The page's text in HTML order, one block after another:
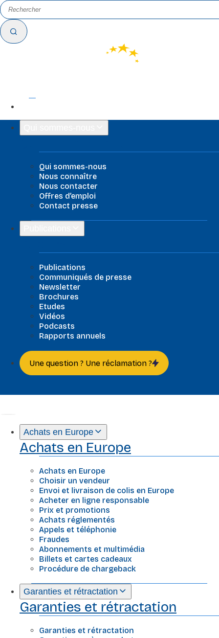
Qui sommes-nous
Nous connaître
Nous contacter
Offres d’emploi
Contact presse
Publications
Communiqués de presse
Newsletter
Brochures
Etudes
Vidéos
Podcasts
Rapports annuels
Une question ? Une réclamation ?
Achats en Europe
Achats en Europe
Achats en Europe
Choisir un vendeur
Envoi et livraison de colis en Europe
Acheter en ligne responsable
Prix et promotions
Achats réglementés
Appels et téléphonie
Fraudes
Abonnements et multimédia
Billets et cartes cadeaux
Procédure de chargeback
Garanties et rétractation
Garanties et rétractation
Garanties et rétractation